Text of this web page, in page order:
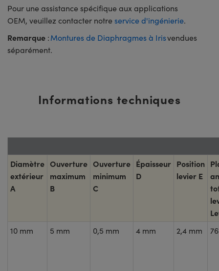
Pour une assistance spécifique aux applications
OEM, veuillez contacter notre service d'ingénierie.
Remarque :Montures de Diaphragmes à Irisvendues
séparément.
Informations techniques
Diamètre
extérieur
A
Ouverture
maximum
B
Ouverture
minimum
C
Épaisseur
D
Position
levier E
10 mm 5 mm 0,5 mm 4 mm 2,4 mm